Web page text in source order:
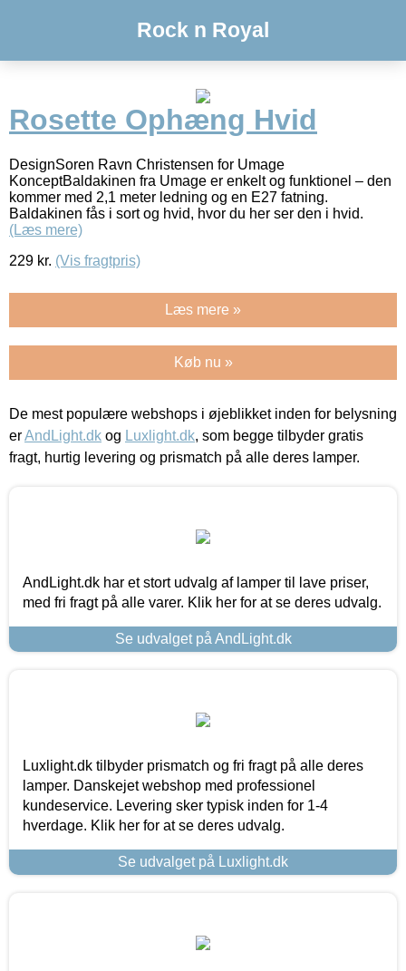
Rock n Royal
Rosette Ophæng Hvid
DesignSoren Ravn Christensen for Umage
KonceptBaldakinen fra Umage er enkelt og funktionel – den
kommer med 2,1 meter ledning og en E27 fatning.
Baldakinen fås i sort og hvid, hvor du her ser den i hvid.
(Læs mere)
229 kr. (Vis fragtpris)
Læs mere »
Køb nu »
De mest populære webshops i øjeblikket inden for belysning
erAndLight.dk og Luxlight.dk, som begge tilbyder gratis
fragt, hurtig levering og prismatch på alle deres lamper.
AndLight.dk har et stort udvalg af lamper til lave priser,
med fri fragt på alle varer. Klik her for at se deres udvalg.
Se udvalget på AndLight.dk
Luxlight.dk tilbyder prismatch og fri fragt på alle deres
lamper. Danskejet webshop med professionel
kundeservice. Levering sker typisk inden for 1-4
hverdage. Klik her for at se deres udvalg.
Se udvalget på Luxlight.dk